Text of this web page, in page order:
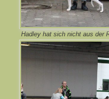
Hadley hat sich nicht aus der